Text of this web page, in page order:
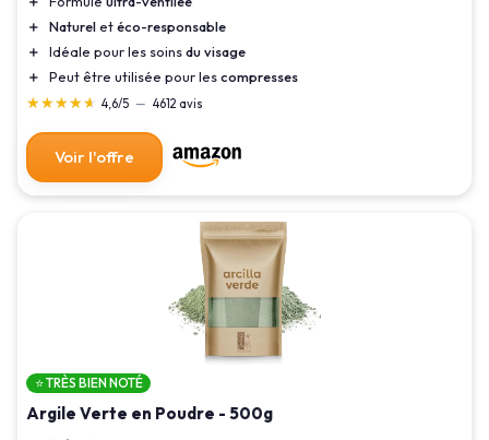
＋
Natureletéco-responsable
＋
Idéale pour les soinsdu visage
＋
Peut être utilisée pour lescompresses
★★★★★
★★★★★ 4,6/5 — 4612 avis
Voir l'offre
⭐ TRÈS BIEN NOTÉ
Argile Verte en Poudre - 500g